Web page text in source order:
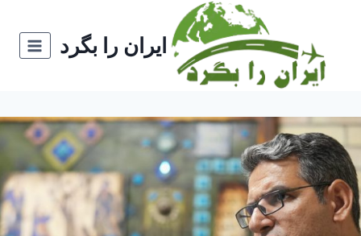
ایران را بگرد